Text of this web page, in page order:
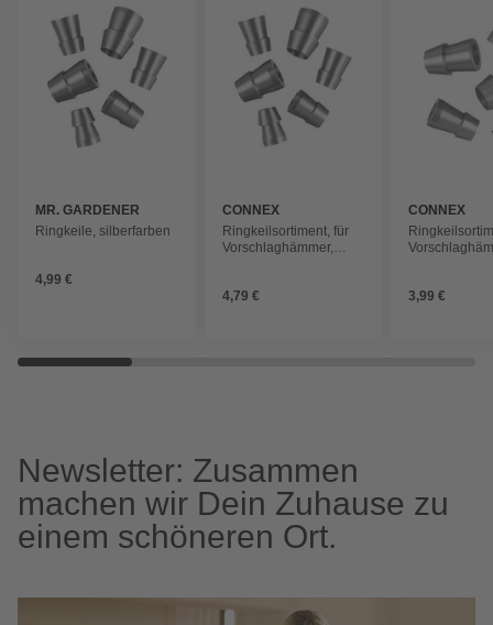
MR. GARDENER
Ringkeile, silberfarben
4,99 €
CONNEX
Ringkeilsortiment, für
Vorschlaghämmer,
4,79 €
CONNEX
3,99 €
Newsletter: Zusammen
machen wir Dein Zuhause zu
einem schöneren Ort.